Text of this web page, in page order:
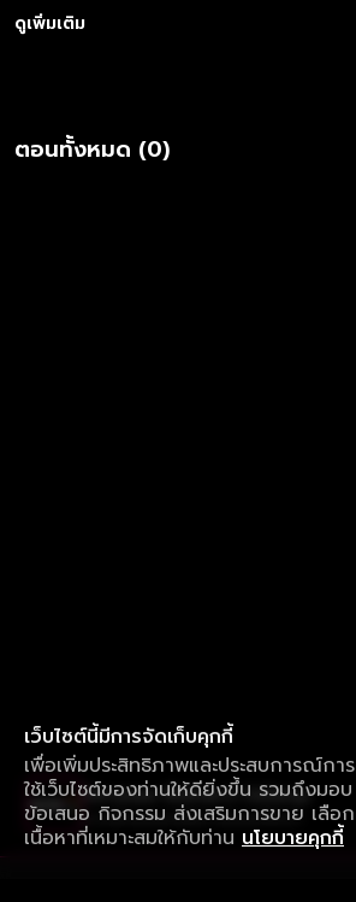
ดูเพิ่มเติม
ตอนทั้งหมด (0)
เว็บไซต์นี้มีการจัดเก็บคุกกี้
เพื่อเพิ่มประสิทธิภาพและประสบการณ์การ
ใช้เว็บไซต์ของท่านให้ดียิ่งขึ้น รวมถึงมอบ
ข้อเสนอ กิจกรรม ส่งเสริมการขาย เลือก
เนื้อหาที่เหมาะสมให้กับท่าน นโยบายคุกกี้
ใช้งานแอป ลื่นไหลกว่า ไม่มีสะดุด
ดาวน์โหลดแอปเพื่อการรับชมที่ดีกว่า